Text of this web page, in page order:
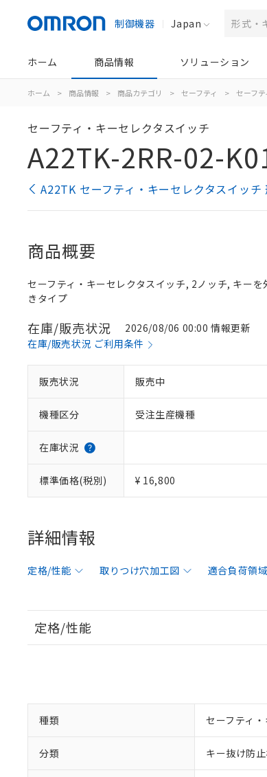
制御機器 Japan
ホーム 商品情報 ソリューション
ホーム > 商品情報 > 商品カテゴリ > セーフティ > セーフ
セーフティ・キーセレクタスイッチ
A22TK-2RR-02-
A22TK セーフティ・キーセレクタスイッチ
商品概要
セーフティ・キーセレクタスイッチ, 2ノッチ, キー
きタイプ
在庫/販売状況
2026/08/06 00:00 情報更新
在庫/販売状況 ご利用条件
販売状況 販売中
機種区分 受注生産機種
在庫状況
標準価格(税別) ¥ 16,800
詳細情報
定格/性能 取りつけ穴加工図 適合負荷領
定格/性能
種類 セーフティ
分類 キー抜け防